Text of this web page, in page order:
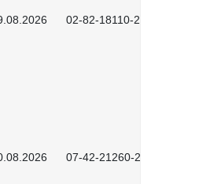
02-82-18110-2503
07-42-21260-2601